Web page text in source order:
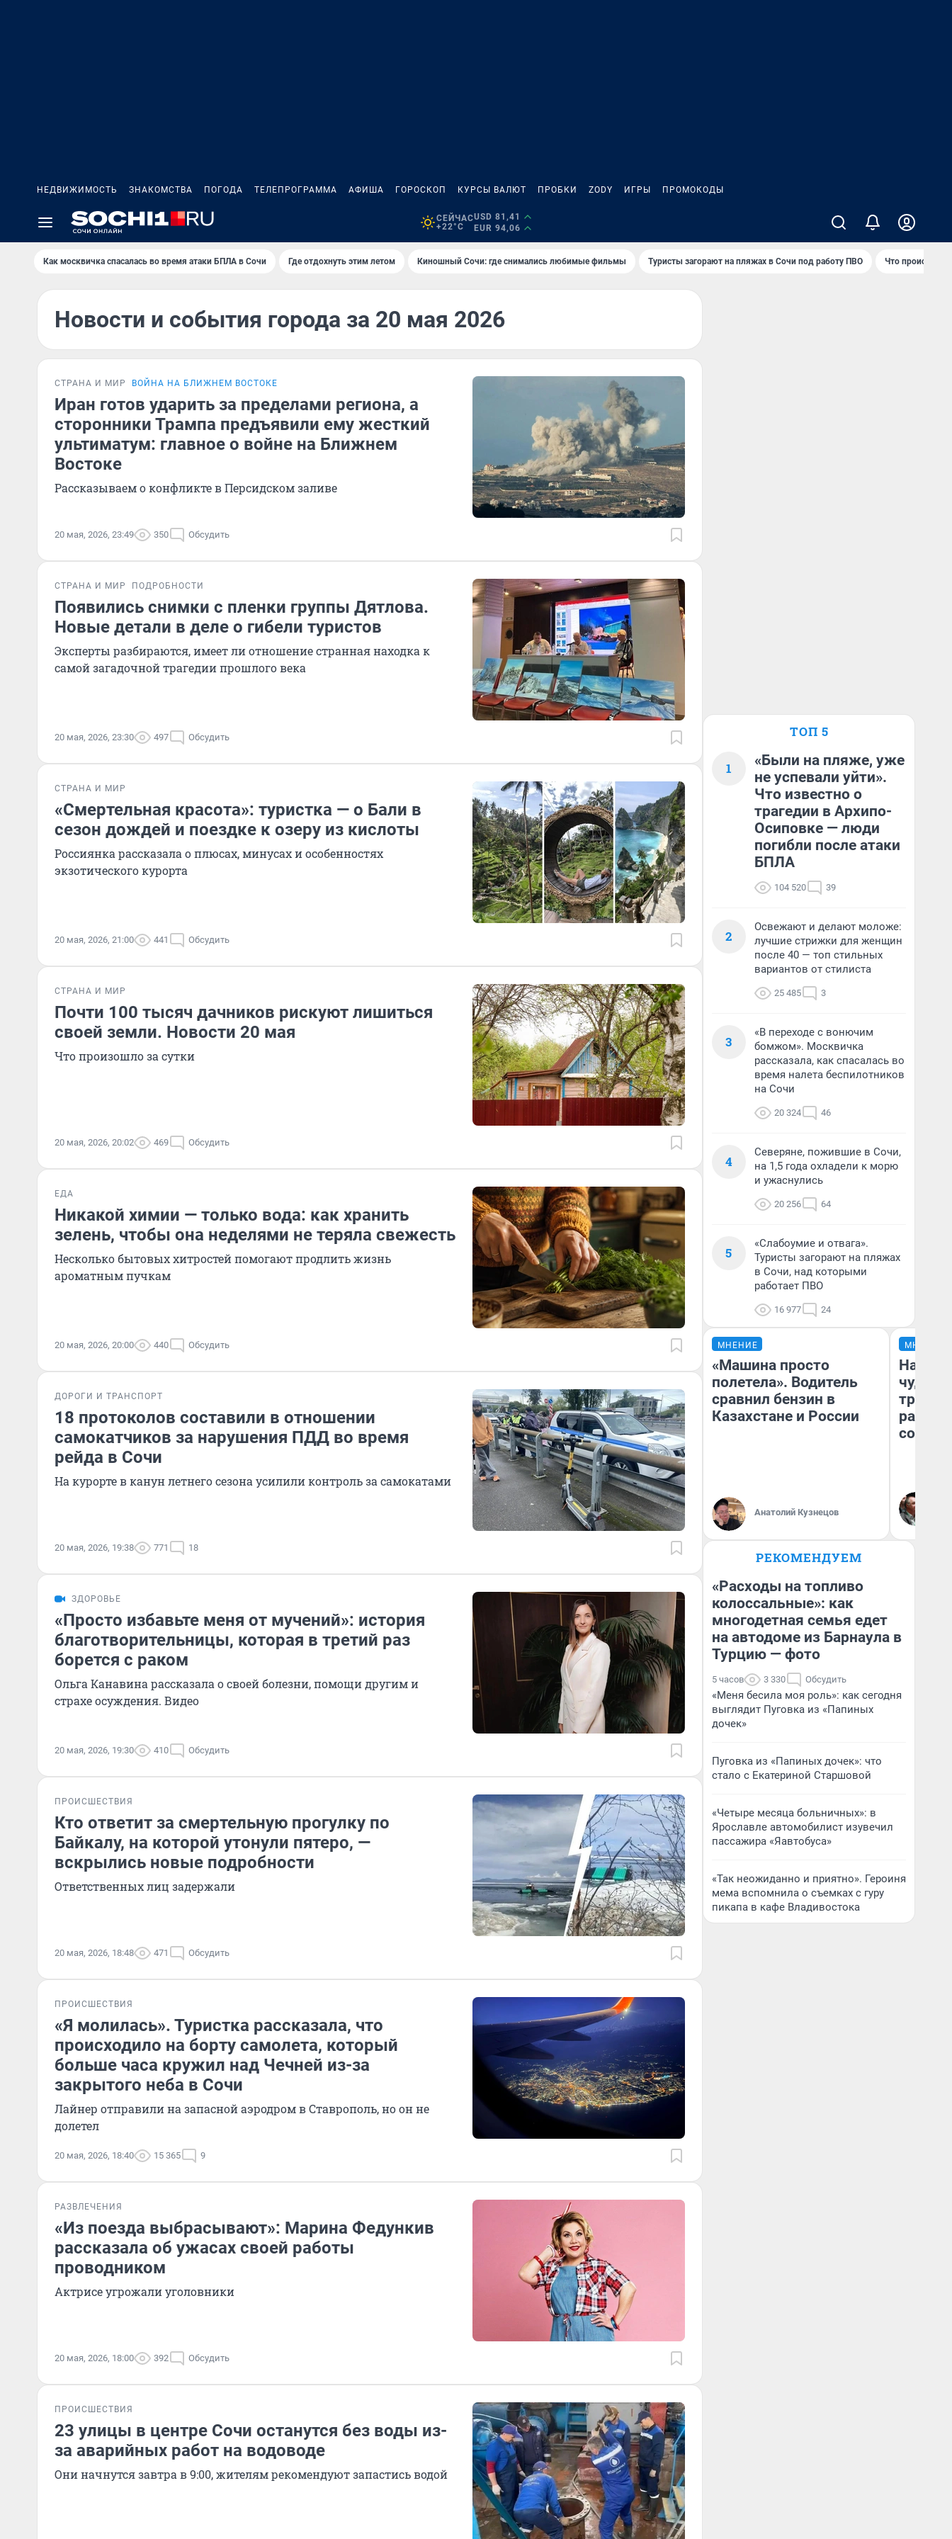
НЕДВИЖИМОСТЬ ЗНАКОМСТВА ПОГОДА ТЕЛЕПРОГРАММА АФИША ГОРОСКОП КУРСЫ ВАЛЮТ ПРОБКИ ZODY ИГРЫ ПРОМОКОДЫ
СЕЙЧАС
+22°C
USD 81,41
EUR 94,06
Как москвичка спасалась во время атаки БПЛА в Сочи Где отдохнуть этим летом Киношный Сочи: где снимались любимые фильмы Туристы загорают на пляжах в Сочи под работу ПВО Что происходит
Новости и события города за 20 мая 2026
СТРАНА И МИР ВОЙНА НА БЛИЖНЕМ ВОСТОКЕ
Иран готов ударить за пределами региона, а
сторонники Трампа предъявили ему жесткий
ультиматум: главное о войне на Ближнем
Востоке
Рассказываем о конфликте в Персидском заливе
20 мая, 2026, 23:49 350 Обсудить
СТРАНА И МИР ПОДРОБНОСТИ
Появились снимки с пленки группы Дятлова.
Новые детали в деле о гибели туристов
Эксперты разбираются, имеет ли отношение странная находка к
самой загадочной трагедии прошлого века
20 мая, 2026, 23:30 497 Обсудить
СТРАНА И МИР
«Смертельная красота»: туристка — о Бали в
сезон дождей и поездке к озеру из кислоты
Россиянка рассказала о плюсах, минусах и особенностях
экзотического курорта
20 мая, 2026, 21:00 441 Обсудить
СТРАНА И МИР
Почти 100 тысяч дачников рискуют лишиться
своей земли. Новости 20 мая
Что произошло за сутки
20 мая, 2026, 20:02 469 Обсудить
ЕДА
Никакой химии — только вода: как хранить
зелень, чтобы она неделями не теряла свежесть
Несколько бытовых хитростей помогают продлить жизнь
ароматным пучкам
20 мая, 2026, 20:00 440 Обсудить
ДОРОГИ И ТРАНСПОРТ
18 протоколов составили в отношении
самокатчиков за нарушения ПДД во время
рейда в Сочи
На курорте в канун летнего сезона усилили контроль за самокатами
20 мая, 2026, 19:38 771 18
ЗДОРОВЬЕ
«Просто избавьте меня от мучений»: история
благотворительницы, которая в третий раз
борется с раком
Ольга Канавина рассказала о своей болезни, помощи другим и
страхе осуждения. Видео
20 мая, 2026, 19:30 410 Обсудить
ПРОИСШЕСТВИЯ
Кто ответит за смертельную прогулку по
Байкалу, на которой утонули пятеро, —
вскрылись новые подробности
Ответственных лиц задержали
20 мая, 2026, 18:48 471 Обсудить
ПРОИСШЕСТВИЯ
«Я молилась». Туристка рассказала, что
происходило на борту самолета, который
больше часа кружил над Чечней из-за
закрытого неба в Сочи
Лайнер отправили на запасной аэродром в Ставрополь, но он не
долетел
20 мая, 2026, 18:40 15 365 9
РАЗВЛЕЧЕНИЯ
«Из поезда выбрасывают»: Марина Федункив
рассказала об ужасах своей работы
проводником
Актрисе угрожали уголовники
20 мая, 2026, 18:00 392 Обсудить
ПРОИСШЕСТВИЯ
23 улицы в центре Сочи останутся без воды из-
за аварийных работ на водоводе
Они начнутся завтра в 9:00, жителям рекомендуют запастись водой
ТОП 5
1
«Были на пляже, уже
не успевали уйти».
Что известно о
трагедии в Архипо-
Осиповке — люди
погибли после атаки
БПЛА
104 520 39
2
Освежают и делают моложе:
лучшие стрижки для женщин
после 40 — топ стильных
вариантов от стилиста
25 485 3
3
«В переходе с вонючим
бомжом». Москвичка
рассказала, как спасалась во
время налета беспилотников
на Сочи
20 324 46
4
Северяне, пожившие в Сочи,
на 1,5 года охладели к морю
и ужаснулись
20 256 64
5
«Слабоумие и отвага».
Туристы загорают на пляжах
в Сочи, над которыми
работает ПВО
16 977 24
МНЕНИЕ
«Машина просто
полетела». Водитель
сравнил бензин в
Казахстане и России
Анатолий Кузнецов
МНЕНИЕ
чудом
РЕКОМЕНДУЕМ
«Расходы на топливо
колоссальные»: как
многодетная семья едет
на автодоме из Барнаула в
Турцию — фото
5 часов 3 330 Обсудить
«Меня бесила моя роль»: как сегодня
выглядит Пуговка из «Папиных
дочек»
Пуговка из «Папиных дочек»: что
стало с Екатериной Старшовой
«Четыре месяца больничных»: в
Ярославле автомобилист изувечил
пассажира «Яавтобуса»
«Так неожиданно и приятно». Героиня
мема вспомнила о съемках с гуру
пикапа в кафе Владивостока